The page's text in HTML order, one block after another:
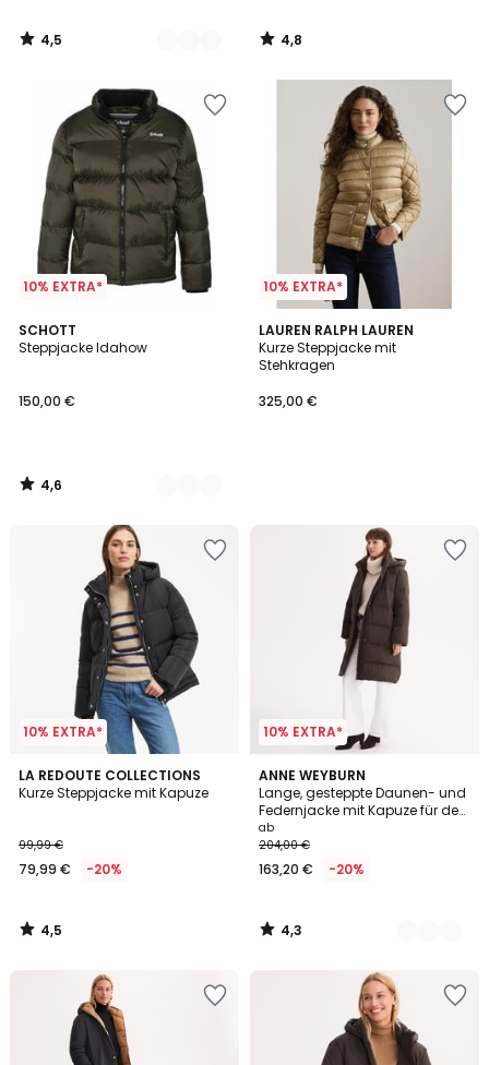
4,5
/
4,8
/
10% EXTRA*
SCHOTT
Steppjacke Idahow
150,00 €
4,6
/ 5
2
Farben
4,6
/
10% EXTRA*
LAUREN RALPH LAUREN
Kurze Steppjacke mit
Stehkragen
325,00 €
10% EXTRA*
LA REDOUTE COLLECTIONS
Kurze Steppjacke mit Kapuze
99,99 €
79,99 € -20%
4,5
/ 5
4,5
/
10% EXTRA*
ANNE WEYBURN
Lange, gesteppte Daunen- und
Federnjacke mit Kapuze für den
Hochwinter
ab
204,00 €
163,20 € -20%
4,3
/ 5
2
Farben
4,3
/